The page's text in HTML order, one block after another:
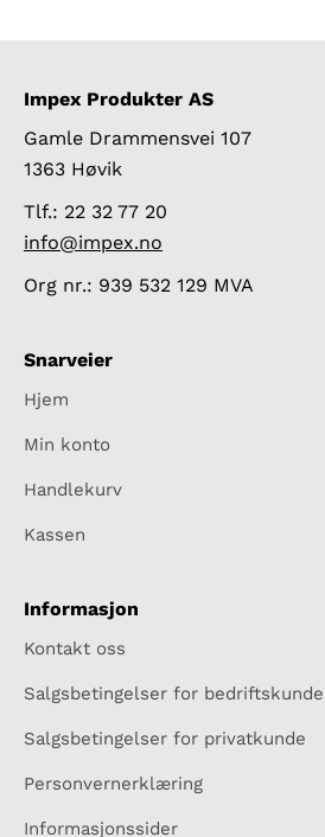
Impex Produkter AS
Gamle Drammensvei 107
1363 Høvik
Tlf.: 22 32 77 20
info@impex.no
Org nr.: 939 532 129 MVA
Snarveier
Hjem
Min konto
Handlekurv
Kassen
Informasjon
Kontakt oss
Salgsbetingelser for bedriftskunde
Salgsbetingelser for privatkunde
Personvernerklæring
Informasjonssider